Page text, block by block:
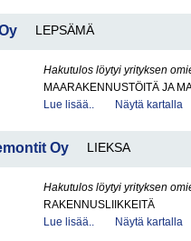
LEPSÄMÄ
Hakutulos löytyi yrityksen
MAARAKENNUSTÖITÄ JA
Lue lisää..
Näytä kartalla
Oy LIEKSA
Hakutulos löytyi yrityksen
RAKENNUSLIIKKEITÄ
Lue lisää..
Näytä kartalla